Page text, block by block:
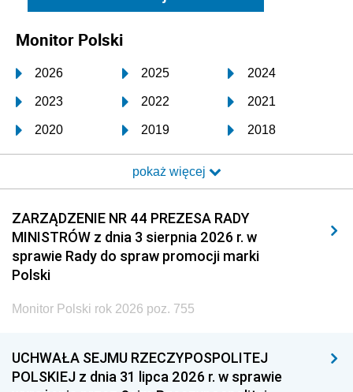
Monitor Polski
2026 2025 2024
2023 2022 2021
2020 2019 2018
2017 2016 2015
2014 2013 2012
2011 2010 2009
2008 2007 2006
2005
1996 1995 1994
1993 1992 1991
pokaż więcej
ZARZĄDZENIE NR 44 PREZESA RADY
MINISTRÓW z dnia 3 sierpnia 2026 r. w
sprawie Rady do spraw promocji marki
Polski
Monitor Polski rok 2026 poz. 755
UCHWAŁA SEJMU RZECZYPOSPOLITEJ
POLSKIEJ z dnia 31 lipca 2026 r. w sprawie